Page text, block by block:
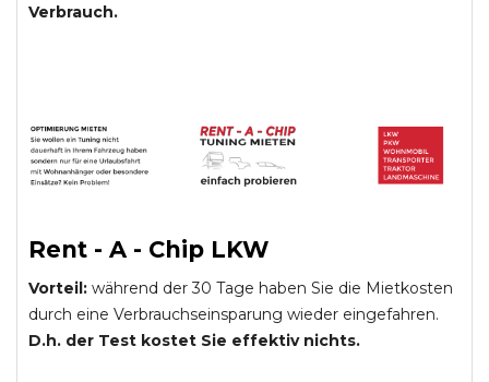
Verbrauch.
Rent - A - Chip LKW
Vorteil: während der 30 Tage haben Sie die Mietkosten
durch eine Verbrauchseinsparung wieder eingefahren.
D.h. der Test kostet Sie effektiv nichts.